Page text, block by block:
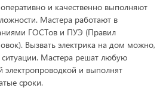
и качественно выполняют
Мастера работают в
ГОСТов и ПУЭ (Правил
Вызвать электрика на дом можно,
ситуации. Мастера решат любую
электропроводкой и выполнят
сроки.